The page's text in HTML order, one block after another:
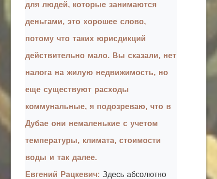
для людей, которые занимаются
деньгами, это хорошее слово,
потому что таких юрисдикций
действительно мало. Вы сказали, нет
налога на жилую недвижимость, но
еще существуют расходы
коммунальные, я подозреваю, что в
Дубае они немаленькие с учетом
температуры, климата, стоимости
воды и так далее.
Евгений Рацкевич: Здесь абсолютно